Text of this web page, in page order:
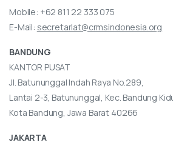
Mobile: +62 811 22 333 075
E-Mail: secretariat@crmsindonesia.org
BANDUNG
KANTOR PUSAT
Jl. Batununggal Indah Raya No.289,
Lantai 2-3, Batununggal, Kec. Bandung
Kota Bandung, Jawa Barat 40266
JAKARTA